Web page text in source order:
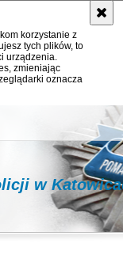
korzystanie z
tych plików, to
urządzenia.
zmieniając
oznacza
w